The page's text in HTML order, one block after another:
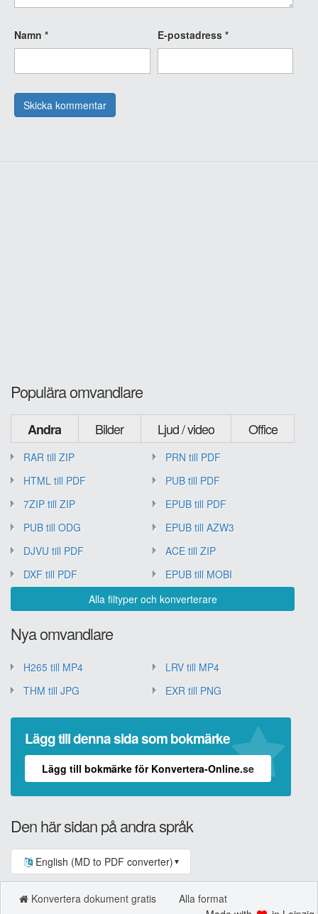
Namn * E-postadress *
Populära omvandlare
Andra Bilder Ljud / video Office
RAR till ZIP
PRN till PDF
HTML till PDF
PUB till PDF
7ZIP till ZIP
EPUB till PDF
PUB till ODG
EPUB till AZW3
DJVU till PDF
ACE till ZIP
DXF till PDF
EPUB till MOBI
Alla filtyper och konverterare
Nya omvandlare
H265 till MP4
LRV till MP4
THM till JPG
EXR till PNG
Lägg till denna sida som bokmärke
Lägg till bokmärke för Konvertera-Online.se
Den här sidan på andra språk
English (MD to PDF converter) ▼
Konvertera dokument gratis
Alla format